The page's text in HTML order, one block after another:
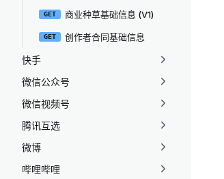
GET 商业种草基础信息 (V1)
GET 创作者合同基础信息
快手
微信公众号
微信视频号
腾讯互选
微博
哔哩哔哩